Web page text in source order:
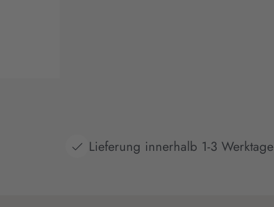
Lieferung innerhalb 1-3 Werktage